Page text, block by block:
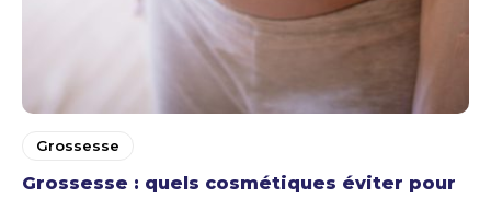
Grossesse
Grossesse : quels cosmétiques éviter pour